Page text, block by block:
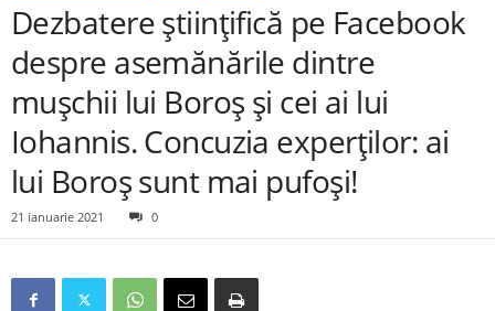
Dezbatere științifică pe Facebook
despre asemănările dintre
mușchii lui Boroș și cei ai lui
Iohannis. Concuzia experților: ai
lui Boroș sunt mai pufoși!
21 ianuarie 2021 0